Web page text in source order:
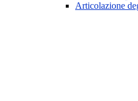
Articolazione